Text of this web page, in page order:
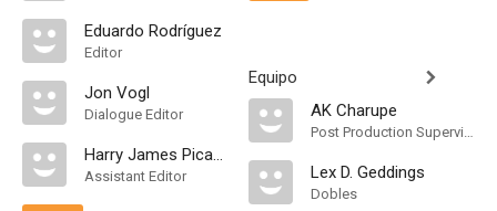
Eduardo Rodríguez
Editor
Jon Vogl
Dialogue Editor
Harry James Picardi
Assistant Editor
Equipo
AK Charupe
Post Production Supervisor
Lex D. Geddings
Dobles